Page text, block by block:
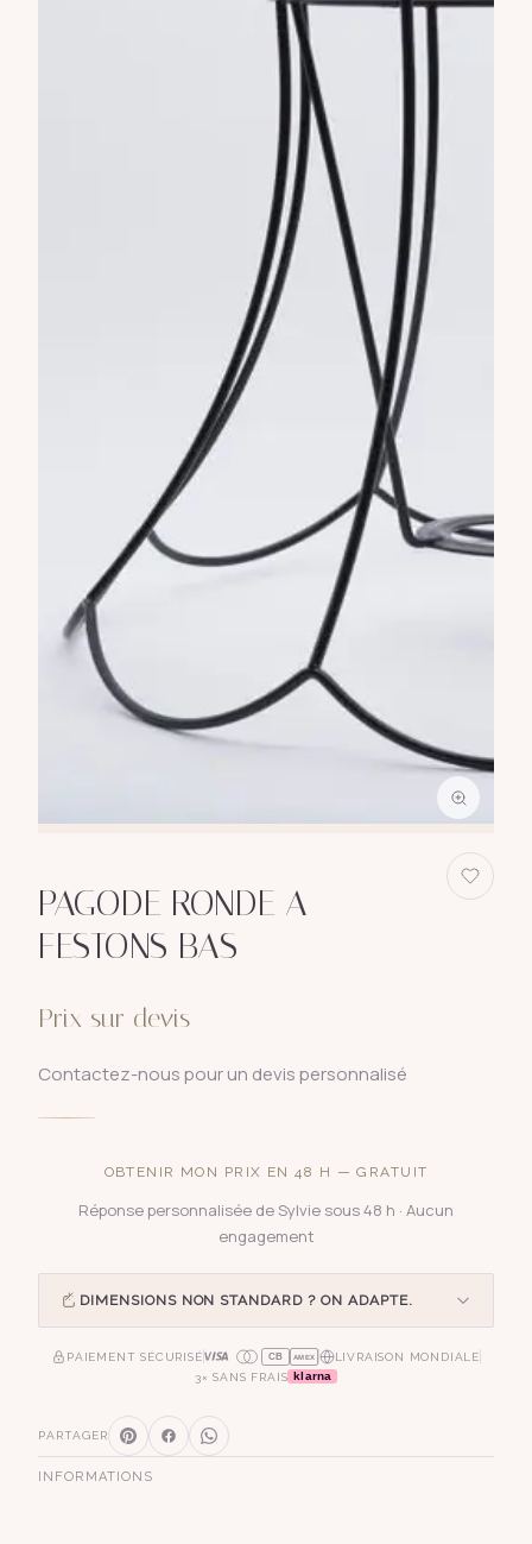
PAGODE RONDE A
FESTONS BAS
Prix sur devis
Contactez-nous pour un devis personnalisé
OBTENIR MON PRIX EN 48 H — GRATUIT
Réponse personnalisée de Sylvie sous 48 h · Aucun
engagement
DIMENSIONS NON STANDARD ? ON ADAPTE.
PAIEMENT SÉCURISÉ CB AMEX
LIVRAISON MONDIALE
3× SANS FRAIS klarna
PARTAGER
INFORMATIONS